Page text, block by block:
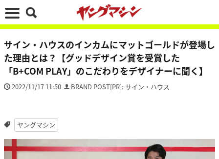
サイン・ハウスのインカムにマットゴールドが登場し
た理由とは？【グッドデザイン賞を受賞した
「B+COM PLAY」のこだわりをデザイナーに聞く】
2022/11/17 11:50 BRAND POST[PR]: サイン・ハウス
ヤングマシン